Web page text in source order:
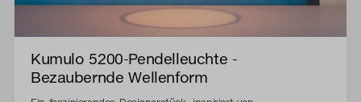
Kumulo 5200-Pendelleuchte -
Bezaubernde Wellenform